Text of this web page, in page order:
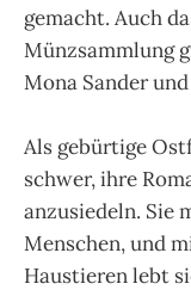
gemacht. Auch
Münzsammlung
Mona Sander
Als gebürtige
schwer, ihre
anzusiedeln. Sie
Menschen, und
Haustieren lebt